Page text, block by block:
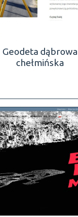
Geodeta dąbrowa
chełmińska